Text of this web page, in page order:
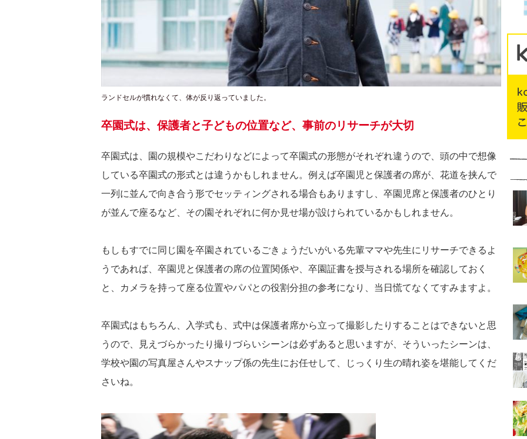
ランドセルが慣れなくて、体が反り返っていました。
卒園式は、保護者と子どもの位置など、事前のリサーチが大切
卒園式は、園の規模やこだわりなどによって卒園式の形態がそれぞれ違うので、頭の中で想像
している卒園式の形式とは違うかもしれません。例えば卒園児と保護者の席が、花道を挟んで
一列に並んで向き合う形でセッティングされる場合もありますし、卒園児席と保護者のひとり
が並んで座るなど、その園それぞれに何か見せ場が設けられているかもしれません。
もしもすでに同じ園を卒園されているごきょうだいがいる先輩ママや先生にリサーチできるよ
うであれば、卒園児と保護者の席の位置関係や、卒園証書を授与される場所を確認しておく
と、カメラを持って座る位置やパパとの役割分担の参考になり、当日慌てなくてすみますよ。
卒園式はもちろん、入学式も、式中は保護者席から立って撮影したりすることはできないと思
うので、見えづらかったり撮りづらいシーンは必ずあると思いますが、そういったシーンは、
学校や園の写真屋さんやスナップ係の先生にお任せして、じっくり生の晴れ姿を堪能してくだ
さいね。